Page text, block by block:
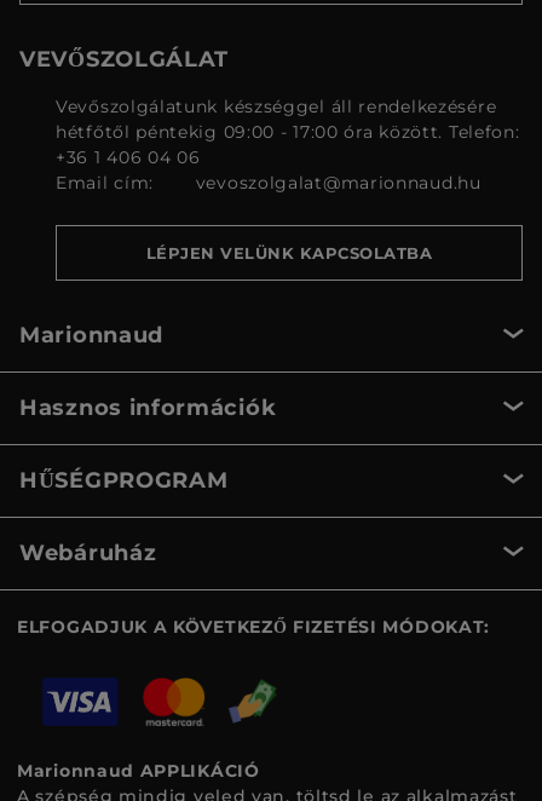
VEVŐSZOLGÁLAT
Vevőszolgálatunk készséggel áll rendelkezésére
hétfőtől péntekig 09:00 - 17:00 óra között. Telefon:
+36 1 406 04 06
Email cím:
vevoszolgalat@marionnaud.hu
LÉPJEN VELÜNK KAPCSOLATBA
Marionnaud
Hasznos információk
HŰSÉGPROGRAM
Webáruház
ELFOGADJUK A KÖVETKEZŐ FIZETÉSI MÓDOKAT:
Marionnaud APPLIKÁCIÓ
A szépség mindig veled van, töltsd le az alkalmazást